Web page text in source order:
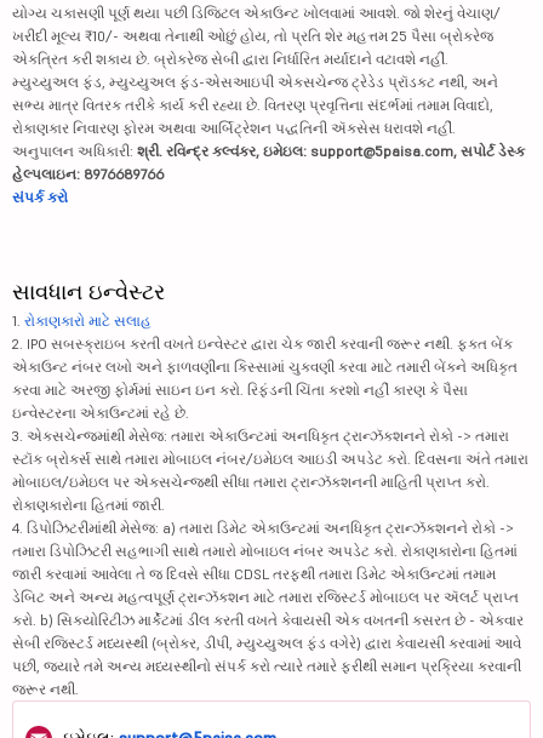
યોગ્ય ચકાસણી પૂર્ણ થયા પછી ડિજિટલ એકાઉન્ટ ખોલવામાં આવશે. જો શેરનું વેચાણ/
ખરીદી મૂલ્ય ₹10/- અથવા તેનાથી ઓછું હોય, તો પ્રતિ શેર મહત્તમ 25 પૈસા બ્રોકરેજ
એકત્રિત કરી શકાય છે. બ્રોકરેજ સેબી દ્વારા નિર્ધારિત મર્યાદાને વટાવશે નહીં.
મ્યુચ્યુઅલ ફંડ, મ્યુચ્યુઅલ ફંડ-એસઆઇપી એક્સચેન્જ ટ્રેડેડ પ્રૉડક્ટ નથી, અને
સભ્ય માત્ર વિતરક તરીકે કાર્ય કરી રહ્યા છે. વિતરણ પ્રવૃત્તિના સંદર્ભમાં તમામ વિવાદો,
રોકાણકાર નિવારણ ફોરમ અથવા આર્બિટ્રેશન પદ્ધતિની ઍક્સેસ ધરાવશે નહીં.
અનુપાલન અધિકારી: શ્રી. રવિન્દ્ર કલ્વંકર, ઇમેઇલ: support@5paisa.com, સપોર્ટ ડેસ્ક
હેલ્પલાઇન: 8976689766
સંપર્ક કરો
સાવધાન ઇન્વેસ્ટર
1. રોકાણકારો માટે સલાહ
2. IPO સબસ્ક્રાઇબ કરતી વખતે ઇન્વેસ્ટર દ્વારા ચેક જારી કરવાની જરૂર નથી. ફક્ત બેંક
એકાઉન્ટ નંબર લખો અને ફાળવણીના કિસ્સામાં ચુકવણી કરવા માટે તમારી બેંકને અધિકૃત
કરવા માટે અરજી ફોર્મમાં સાઇન ઇન કરો. રિફંડની ચિંતા કરશો નહીં કારણ કે પૈસા
ઇન્વેસ્ટરના એકાઉન્ટમાં રહે છે.
3. એક્સચેન્જમાંથી મેસેજ: તમારા એકાઉન્ટમાં અનધિકૃત ટ્રાન્ઝૅક્શનને રોકો -> તમારા
સ્ટૉક બ્રોકર્સ સાથે તમારા મોબાઇલ નંબર/ઇમેઇલ આઇડી અપડેટ કરો. દિવસના અંતે તમારા
મોબાઇલ/ઇમેઇલ પર એક્સચેન્જથી સીધા તમારા ટ્રાન્ઝૅક્શનની માહિતી પ્રાપ્ત કરો.
રોકાણકારોના હિતમાં જારી.
4. ડિપોઝિટરીમાંથી મેસેજ: a) તમારા ડિમેટ એકાઉન્ટમાં અનધિકૃત ટ્રાન્ઝૅક્શનને રોકો ->
તમારા ડિપોઝિટરી સહભાગી સાથે તમારો મોબાઇલ નંબર અપડેટ કરો. રોકાણકારોના હિતમાં
જારી કરવામાં આવેલા તે જ દિવસે સીધા CDSL તરફથી તમારા ડિમેટ એકાઉન્ટમાં તમામ
ડેબિટ અને અન્ય મહત્વપૂર્ણ ટ્રાન્ઝૅક્શન માટે તમારા રજિસ્ટર્ડ મોબાઇલ પર ઍલર્ટ પ્રાપ્ત
કરો. b) સિક્યોરિટીઝ માર્કેટમાં ડીલ કરતી વખતે કેવાયસી એક વખતની કસરત છે - એકવાર
સેબી રજિસ્ટર્ડ મધ્યસ્થી (બ્રોકર, ડીપી, મ્યુચ્યુઅલ ફંડ વગેરે) દ્વારા કેવાયસી કરવામાં આવે
પછી, જ્યારે તમે અન્ય મધ્યસ્થીનો સંપર્ક કરો ત્યારે તમારે ફરીથી સમાન પ્રક્રિયા કરવાની
જરૂર નથી.